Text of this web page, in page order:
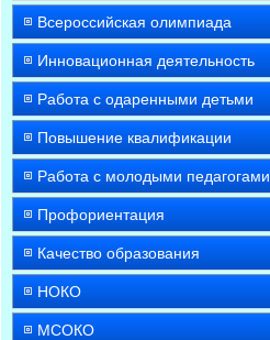
Всероссийская олимпиада
Инновационная деятельность
Работа с одаренными детьми
Повышение квалификации
Работа с молодыми педагогами
Профориентация
Качество образования
НОКО
МСОКО